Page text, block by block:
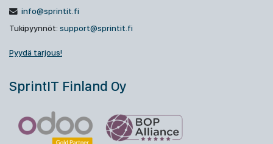
info@sprintit.fi
Tukipyynnöt: support@sprintit.fi
Pyydä tarjous!
SprintIT Finland Oy